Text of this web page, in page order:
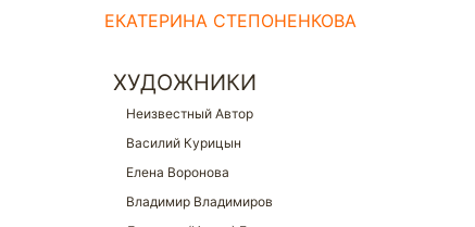
ЕКАТЕРИНА СТЕПОНЕНКОВА
ХУДОЖНИКИ